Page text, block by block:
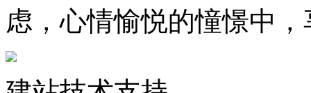
虑，心情愉悦的憧憬中